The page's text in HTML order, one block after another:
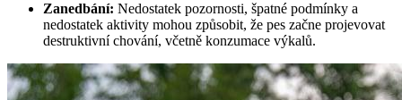
Zanedbání: Nedostatek pozornosti, špatné podmínky a
nedostatek aktivity mohou způsobit, že pes začne projevovat
destruktivní chování, včetně konzumace výkalů.